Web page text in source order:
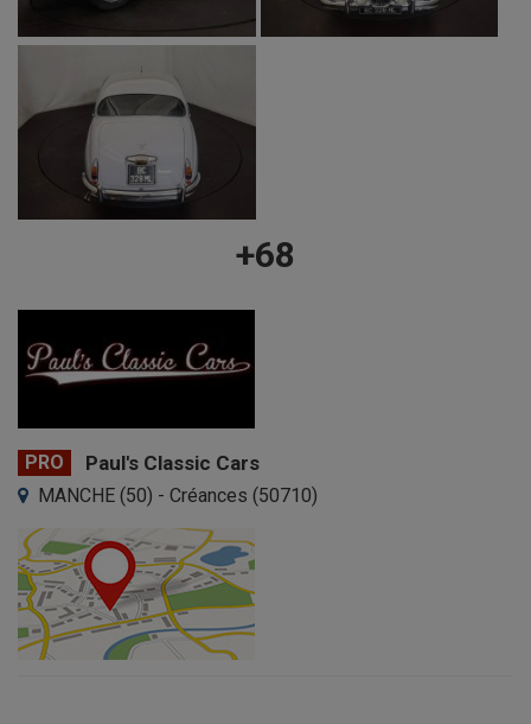
+68
PRO Paul's Classic Cars
MANCHE (50) - Créances (50710)